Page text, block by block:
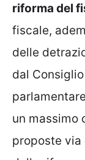
riforma del
fiscale,
delle
dal
un massimo
proposte via